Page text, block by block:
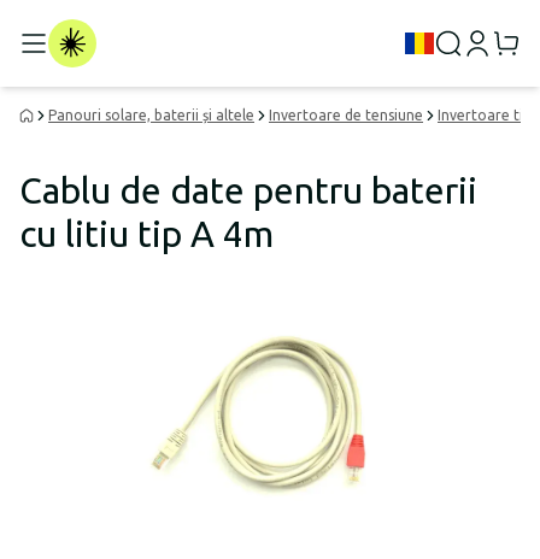
Panouri solare, baterii și altele Invertoare de tensiune Invertoare tip
Cablu de date pentru baterii
cu litiu tip A 4m